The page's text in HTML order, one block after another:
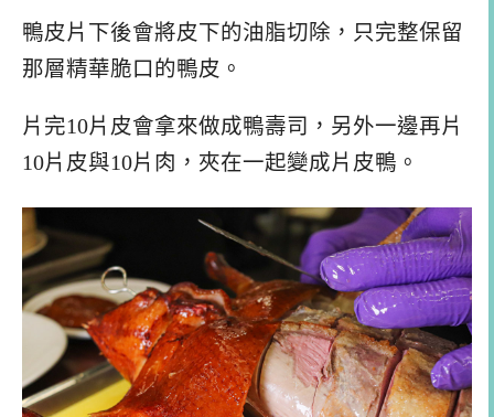
鴨皮片下後會將皮下的油脂切除，只完整保留
那層精華脆口的鴨皮。
片完10片皮會拿來做成鴨壽司，另外一邊再片
10片皮與10片肉，夾在一起變成片皮鴨。